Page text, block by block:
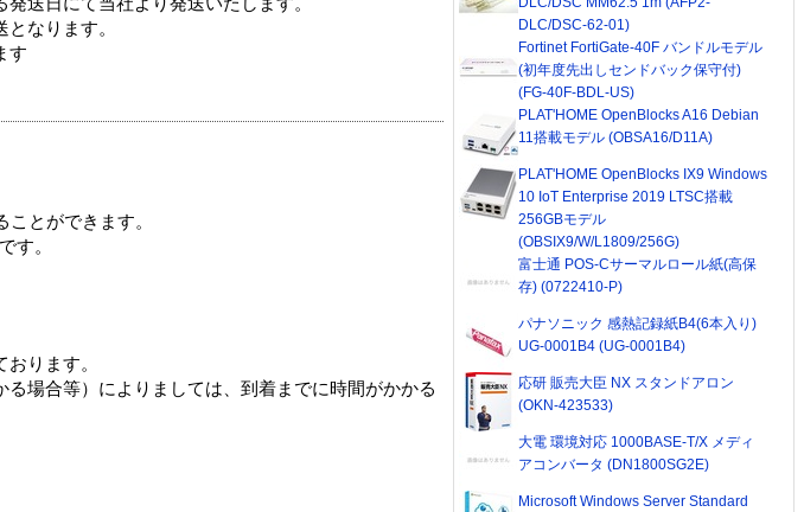
送日にて当社より発送いたします。
なります。
す
とができます。
す。
ります。
場合等）によりましては、到着までに時間がかかる
DLC/DSC-62-01)
Fortinet FortiGate-40F バンドルモデル
(初年度先出しセンドバック保守付)
(FG-40F-BDL-US)
PLAT'HOME OpenBlocks A16 Debian
11搭載モデル (OBSA16/D11A)
PLAT'HOME OpenBlocks IX9 Windows
10 IoT Enterprise 2019 LTSC搭載
256GBモデル
(OBSIX9/W/L1809/256G)
富士通 POS-Cサーマルロール紙(高保
存) (0722410-P)
パナソニック 感熱記録紙B4(6本入り)
UG-0001B4 (UG-0001B4)
応研 販売大臣 NX スタンドアロン
(OKN-423533)
大電 環境対応 1000BASE-T/X メディ
アコンバータ (DN1800SG2E)
Microsoft Windows Server Standard